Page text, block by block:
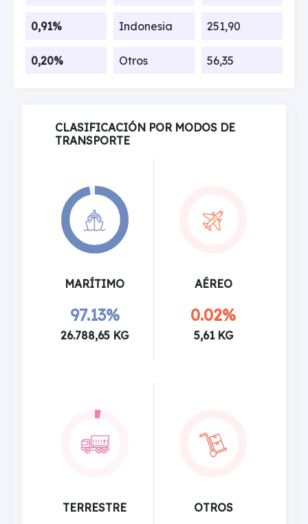
0,91% Indonesia 251,90
0,20% Otros 56,35
CLASIFICACIÓN POR MODOS DE
TRANSPORTE
MARÍTIMO
97.13%
26.788,65 KG
AÉREO
0.02%
5,61 KG
TERRESTRE OTROS